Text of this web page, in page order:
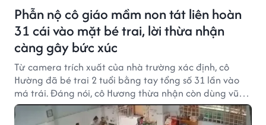
Phẫn nộ cô giáo mầm non tát liên hoàn
31 cái vào mặt bé trai, lời thừa nhận
càng gây bức xúc
Từ camera trích xuất của nhà trường xác định, cô
Hường đã bé trai 2 tuổi bằng tay tổng số 31 lần vào
má trái. Đáng nói, cô Hương thừa nhận còn dùng vũ
lực với các em học sinh khác trong lớp.